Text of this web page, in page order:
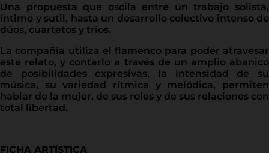
Una propuesta que oscila entre un trabajo solista,
íntimo y sutil, hasta un desarrollo colectivo intenso de
dúos, cuartetos y tríos.
La compañía utiliza el flamenco para poder atravesar
este relato, y contarlo a través de un amplio abanico
de posibilidades expresivas, la intensidad de su
música, su variedad rítmica y melódica, permiten
hablar de la mujer, de sus roles y de sus relaciones con
total libertad.
FICHA ARTÍSTICA